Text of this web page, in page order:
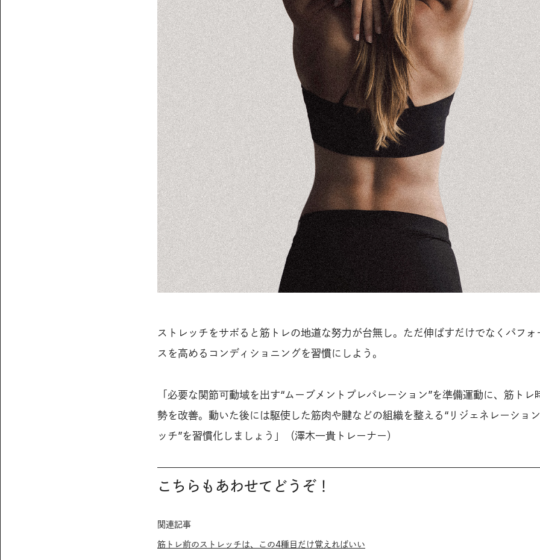
ストレッチをサボると筋トレの地道な努力が台無し。ただ伸ばすだけでなくパフォ
スを高めるコンディショニングを習慣にしよう。
「必要な関節可動域を出す“ムーブメントプレパレーション”を準備運動に、筋トレ
勢を改善。動いた後には駆使した筋肉や腱などの組織を整える“リジェネレーショ
ッチ”を習慣化しましょう」（澤木一貴トレーナー）
こちらもあわせてどうぞ！
関連記事
筋トレ前のストレッチは、この4種目だけ覚えればいい